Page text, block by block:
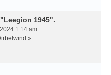
1945".
1:14 am
»